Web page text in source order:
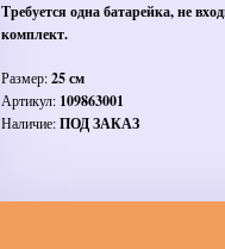
Требуется одна батарейка, не
комплект.
Размер:25 см
Артикул: 109863001
Наличие:ПОД ЗАКАЗ